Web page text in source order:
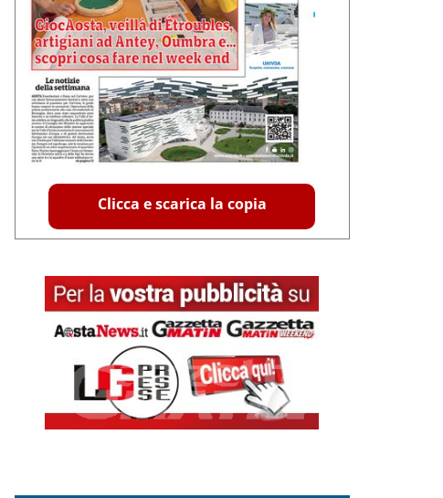
Clicca e scarica la copia